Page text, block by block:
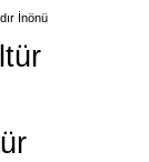
İnönü